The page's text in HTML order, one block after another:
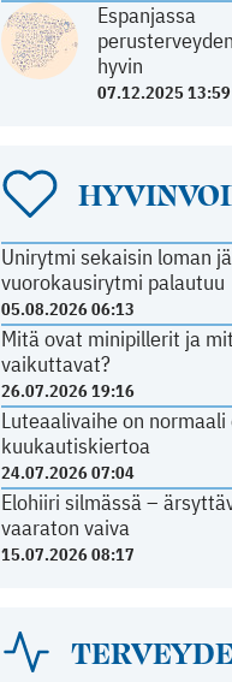
Espanjassa
hyvin
07.12.2025 13:59
Unirytmi sekaisin loman
vuorokausirytmi palautuu
05.08.2026 06:13
Mitä ovat minipillerit ja
vaikuttavat?
26.07.2026 19:16
Luteaalivaihe on normaali
kuukautiskiertoa
24.07.2026 07:04
Elohiiri silmässä –
vaaraton vaiva
15.07.2026 08:17